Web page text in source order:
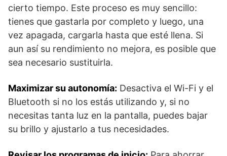
cierto tiempo. Este proceso es muy sencillo:
tienes que gastarla por completo y luego, una
vez apagada, cargarla hasta que esté llena. Si
aun así su rendimiento no mejora, es posible que
sea necesario sustituirla.
Maximizar su autonomía: Desactiva el Wi-Fi y el
Bluetooth si no los estás utilizando y, si no
necesitas tanta luz en la pantalla, puedes bajar
su brillo y ajustarlo a tus necesidades.